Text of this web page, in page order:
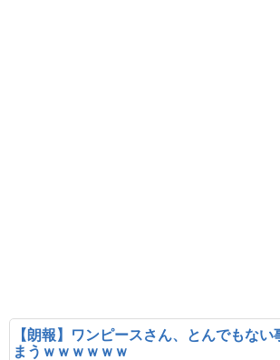
【朗報】ワンピースさん、とんでもない
まうｗｗｗｗｗｗ